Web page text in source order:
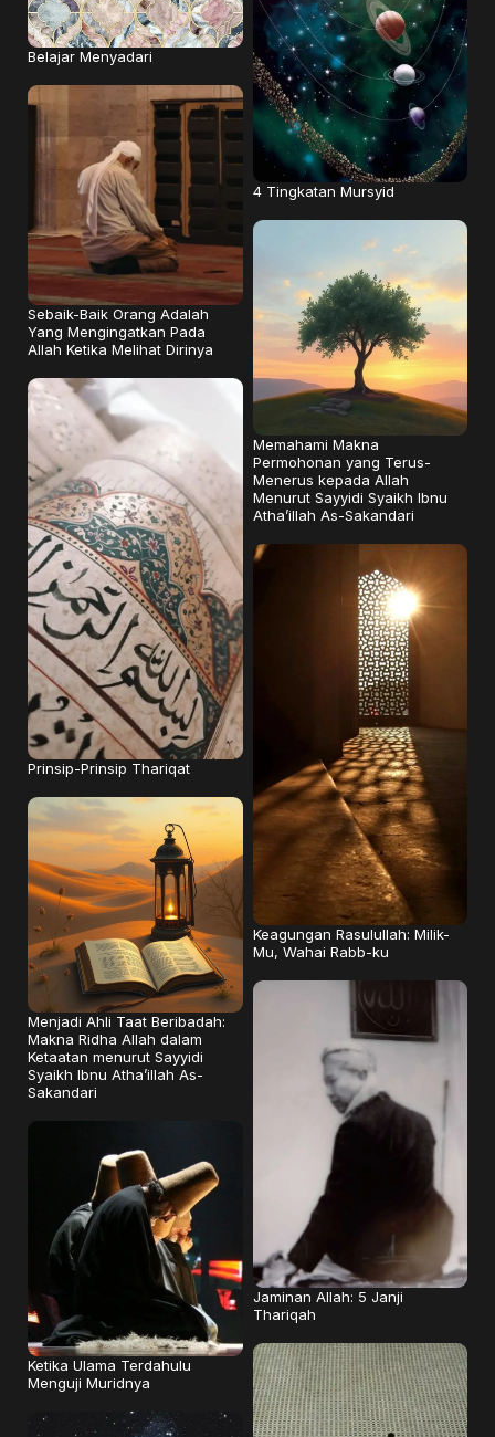
Belajar Menyadari
4 Tingkatan Mursyid
Sebaik-Baik Orang Adalah
Yang Mengingatkan Pada
Allah Ketika Melihat Dirinya
Memahami Makna
Permohonan yang Terus-
Menerus kepada Allah
Menurut Sayyidi Syaikh Ibnu
Atha’illah As-Sakandari
Prinsip-Prinsip Thariqat
Keagungan Rasulullah: Milik-
Mu, Wahai Rabb-ku
Menjadi Ahli Taat Beribadah:
Makna Ridha Allah dalam
Ketaatan menurut Sayyidi
Syaikh Ibnu Atha’illah As-
Sakandari
Jaminan Allah: 5 Janji
Thariqah
Ketika Ulama Terdahulu
Menguji Muridnya